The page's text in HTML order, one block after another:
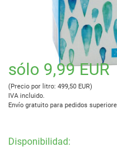
sólo 9,99 EUR
(Precio por litro: 499,50 EUR)
IVA incluido.
Envío gratuito para pedidos
Disponibilidad: